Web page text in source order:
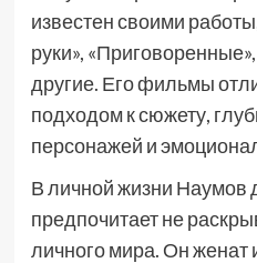
известен своими
руки»,
другие. Его фильмы
подходом к сюжету,
персонажей и
В личной жизни Наумов
предпочитает не
личного мира. Он женат